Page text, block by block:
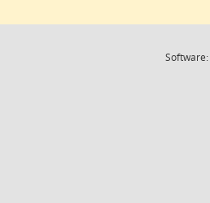
Software: